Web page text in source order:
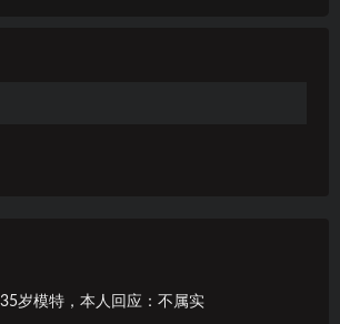
岁模特，本人回应：不属实